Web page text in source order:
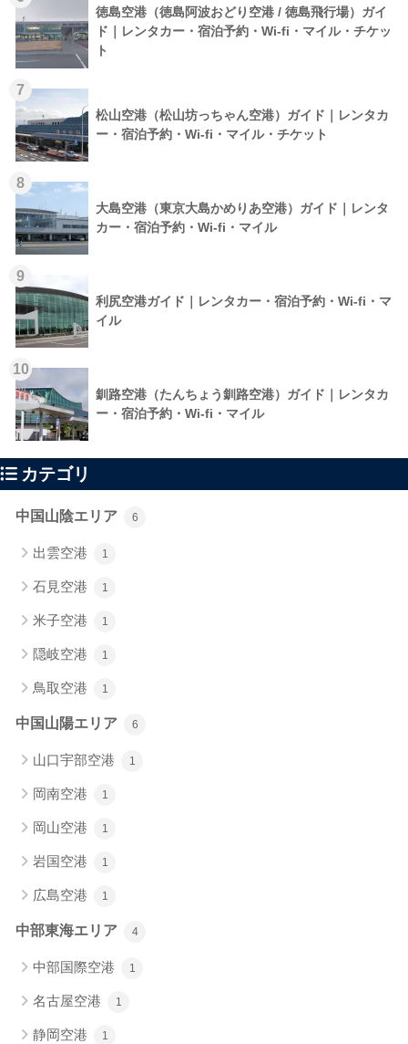
徳島空港（徳島阿波おどり空港 / 徳島飛行場）ガイ
ド｜レンタカー・宿泊予約・Wi-fi・マイル・チケッ
ト
7
松山空港（松山坊っちゃん空港）ガイド｜レンタカ
ー・宿泊予約・Wi-fi・マイル・チケット
8
大島空港（東京大島かめりあ空港）ガイド｜レンタ
カー・宿泊予約・Wi-fi・マイル
9
利尻空港ガイド｜レンタカー・宿泊予約・Wi-fi・マ
イル
10
釧路空港（たんちょう釧路空港）ガイド｜レンタカ
ー・宿泊予約・Wi-fi・マイル
カテゴリ
中国山陰エリア 6
出雲空港 1
石見空港 1
米子空港 1
隠岐空港 1
鳥取空港 1
中国山陽エリア 6
山口宇部空港 1
岡南空港 1
岡山空港 1
岩国空港 1
広島空港 1
中部東海エリア 4
中部国際空港 1
名古屋空港 1
静岡空港 1